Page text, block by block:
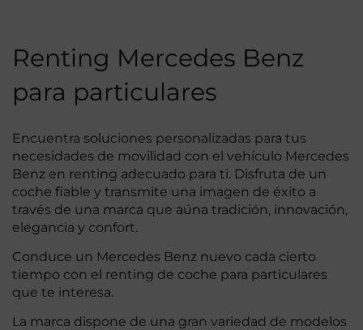
Renting Mercedes Benz
para particulares
Encuentra soluciones personalizadas para tus
necesidades de movilidad con el vehículo Mercedes
Benz en renting adecuado para ti. Disfruta de un
coche fiable y transmite una imagen de éxito a
través de una marca que aúna tradición, innovación,
elegancia y confort.
Conduce un Mercedes Benz nuevo cada cierto
tiempo con el renting de coche para particulares
que te interesa.
La marca dispone de una gran variedad de modelos